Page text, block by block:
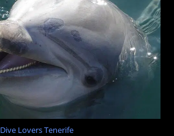
Dive Lovers Tenerife